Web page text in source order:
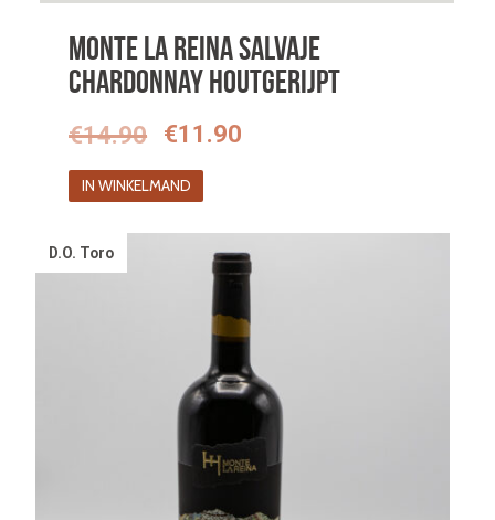
Monte La Reina Salvaje
Chardonnay houtgerijpt
€14.90
Oorspronkelijke
prijs
was:
€14.90.
€11.90
€11.90.
IN WINKELMAND
D.O. Toro